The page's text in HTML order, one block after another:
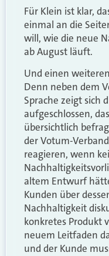
Für Klein ist klar,
einmal an die
will, wie die neue
ab August läuft.
Und einen
Denn neben dem
Sprache zeigt sich
aufgeschlossen,
übersichtlich
der Votum-
reagieren, wenn
altem Entwurf
Kunden über
Nachhaltigkeit
konkretes Produkt
neuem Leitfaden
und der Kunde